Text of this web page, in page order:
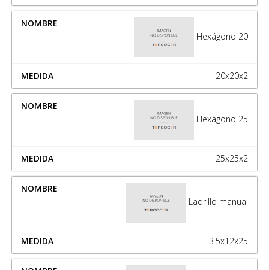
Hexágono 20
20x20x2
Hexágono 25
25x25x2
Ladrillo manual
3.5x12x25